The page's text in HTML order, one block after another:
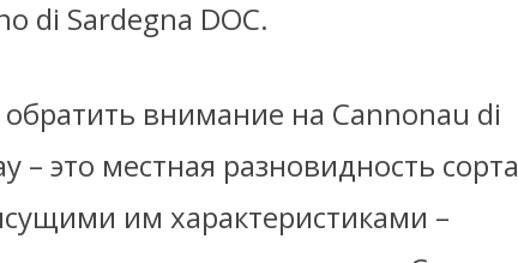
di Sardegna DOC.
внимание на Сannonau di
– это местная разновидность сорта
им характеристиками –